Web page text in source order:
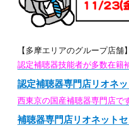
【多摩エリアのグループ店舗】
認定補聴器技能者が多数在籍
認定補聴器専門店リオネ
西東京の国産補聴器専門店で
補聴器専門店リオネット